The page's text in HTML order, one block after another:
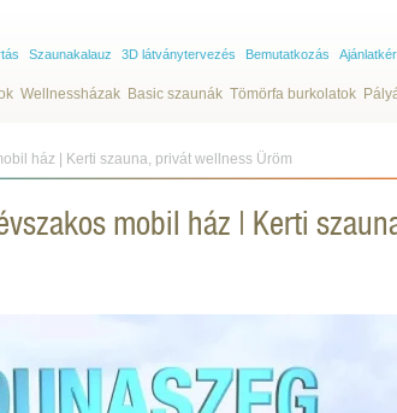
Szaunakalauz 3D látványtervezés Bemutatkozás
Wellnessházak Basic szaunák Tömörfa burkolatok
ház | Kerti szauna, privát wellness Üröm
mobil ház | Kerti